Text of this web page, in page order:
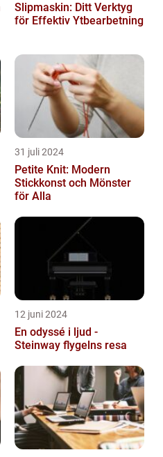
Slipmaskin: Ditt Verktyg
för Effektiv Ytbearbetning
31 juli 2024
Petite Knit: Modern
Stickkonst och Mönster
för Alla
12 juni 2024
En odyssé i ljud -
Steinway flygelns resa